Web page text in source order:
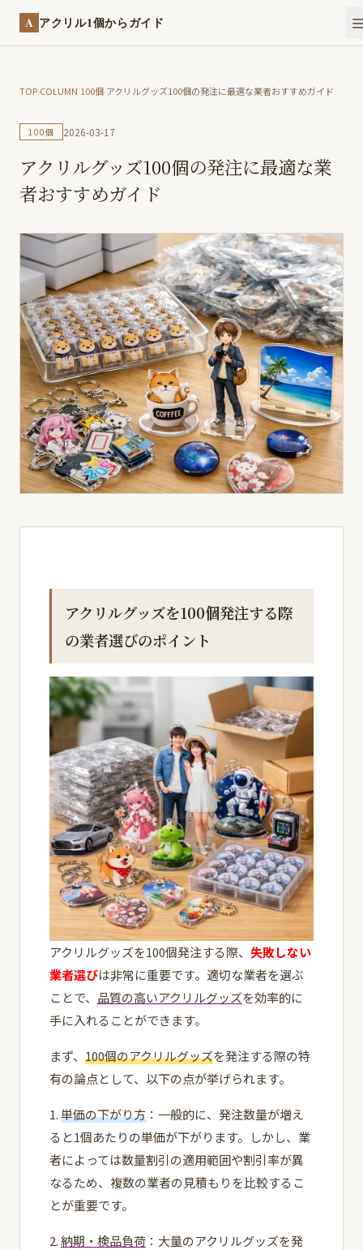
A アクリル1個からガイド
TOP›COLUMN›100個›アクリルグッズ100個の発注に最適な業者おすすめガイド
100個 2026-03-17
アクリルグッズ100個の発注に最適な業
者おすすめガイド
アクリルグッズを100個発注する際
の業者選びのポイント
アクリルグッズを100個発注する際、 失敗しない
業者選びは非常に重要です。適切な業者を選ぶ
ことで、 品質の高いアクリルグッズを効率的に
手に入れることができます。
まず、 100個のアクリルグッズを発注する際の特
有の論点として、以下の点が挙げられます。
1.単価の下がり方 ：一般的に、発注数量が増え
ると1個あたりの単価が下がります。しかし、業
者によっては数量割引の適用範囲や割引率が異
なるため、複数の業者の見積もりを比較するこ
とが重要です。
2.納期・検品負荷 ：大量のアクリルグッズを発